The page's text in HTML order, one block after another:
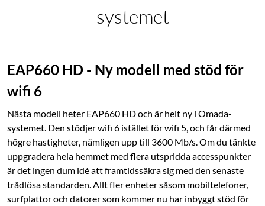
systemet
EAP660 HD - Ny modell med stöd för
wifi 6
Nästa modell heter EAP660 HD och är helt ny i Omada-
systemet. Den stödjer wifi 6 istället för wifi 5, och får därmed
högre hastigheter, nämligen upp till 3600 Mb/s. Om du tänkte
uppgradera hela hemmet med flera utspridda accesspunkter
är det ingen dum idé att framtidssäkra sig med den senaste
trådlösa standarden. Allt fler enheter såsom mobiltelefoner,
surfplattor och datorer som kommer nu har inbyggt stöd för